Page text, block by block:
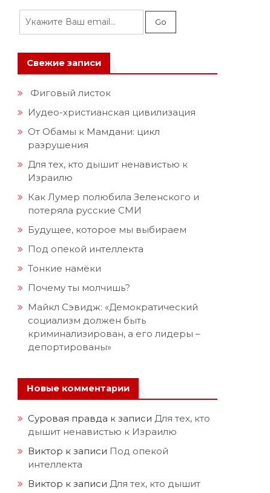
Свежие записи
Фиговый листок
Иудео-христианская цивилизация
От Обамы к Мамдани: цикл
разрушения
Для тех, кто дышит ненавистью к
Израилю
Как Лумер полюбила Зеленского и
потеряла русские СМИ
Будущее, которое мы выбираем
Под опекой интеллекта
Тонкие намёки
Почему ты молчишь?
Майкл Сэвидж: «Демократический
социализм должен быть
криминализирован, а его лидеры –
депортированы»
Новые комментарии
Суровая правда к записи Для тех, кто
дышит ненавистью к Израилю
Виктор к записи Под опекой
интеллекта
Виктор к записи Для тех, кто дышит